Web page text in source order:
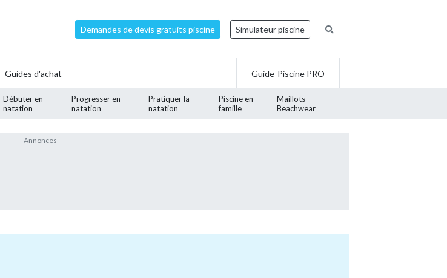
Demandes de devis gratuits piscine Simulateur piscine
Débuter en
natation
Progresser en
natation
Pratiquer la
natation
Piscine en
famille
Maillots
Beachwear
Guides d'achat Guide-Piscine PRO